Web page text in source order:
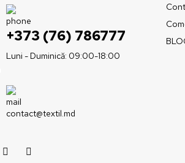
+373 (76) 786777
Luni - Duminică: 09:00-18:00
contact@textil.md